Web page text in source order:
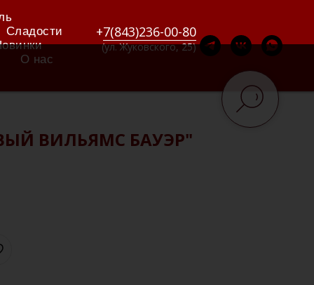
Сладости
О нас
+7(843)236-00-80
(ул. Жуковского, 25)
ВИЛЬЯМС БАУЭР"